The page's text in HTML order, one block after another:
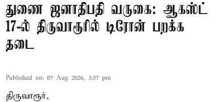
துணை ஜனாதிபதி வருகை: ஆகஸ்ட்
17-ல் திருவாரூரில் டிரோன் பறக்க
தடை
Published on: 07 Aug 2026, 3:57 pm
திருவாரூர்,